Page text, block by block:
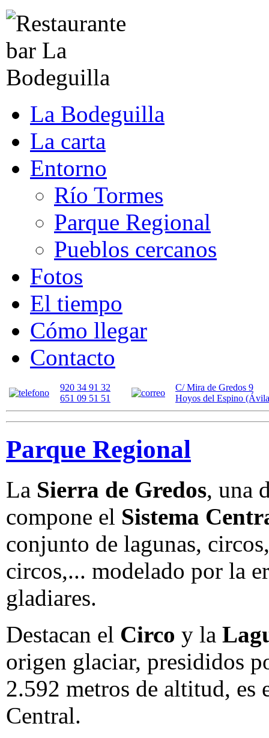
La Bodeguilla
La carta
Entorno
Río Tormes
Parque Regional
Pueblos cercanos
Fotos
El tiempo
Cómo llegar
Contacto
920 34 91 32
651 09 51 51
C/ Mira de Gredos 9
Hoyos del Espino
Parque Regional
La Sierra de Gredos, una
compone el Sistema
conjunto de lagunas,
circos,... modelado por la
gladiares.
Destacan el Circo y la
origen glaciar, presididos
2.592 metros de altitud, es
Central.